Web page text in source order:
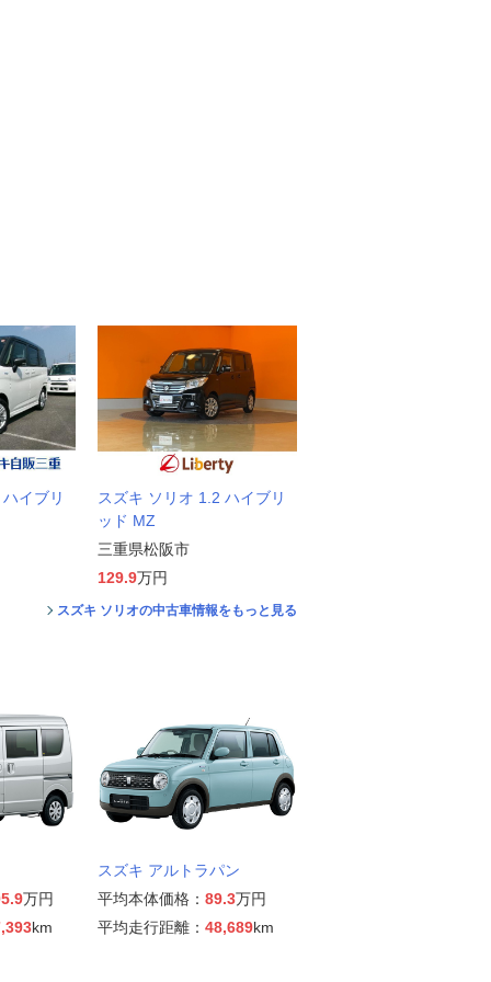
イブリ
スズキ ソリオ 1.2 ハイブリ
ッド MZ
三重県松阪市
129.9万円
スズキ ソリオの中古車情報をもっと見る
万円
km
スズキ アルトラパン
平均本体価格： 89.3万円
平均走行距離： 48,689km